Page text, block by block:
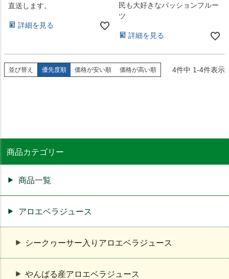
直送します。
詳細を見る
民も大好きなパッションフルー
ツ
詳細を見る
並び替え 優先度順 価格が安い順 価格が高い順 4件中 1-4件表示
商品カテゴリー
商品一覧
アロエベラジュース
シークヮーサー入りアロエベラジュース
やんばる産アロエベラジュース